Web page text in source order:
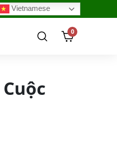
Vietnamese
0